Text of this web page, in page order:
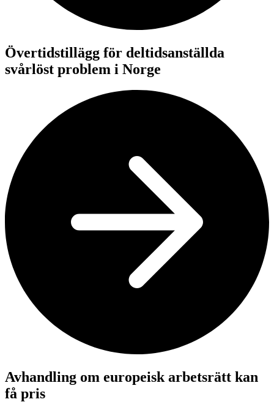
Övertidstillägg för deltidsanställda
svårlöst problem i Norge
Avhandling om europeisk arbetsrätt kan
få pris